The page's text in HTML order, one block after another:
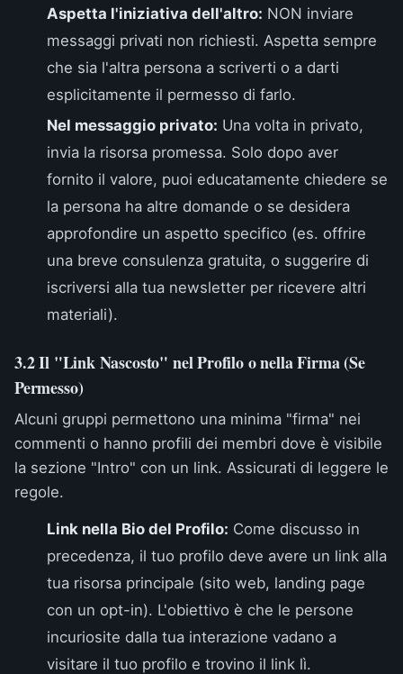
Aspetta l'iniziativa dell'altro: NON inviare
messaggi privati non richiesti. Aspetta sempre
che sia l'altra persona a scriverti o a darti
esplicitamente il permesso di farlo.
Nel messaggio privato: Una volta in privato,
invia la risorsa promessa. Solo dopo aver
fornito il valore, puoi educatamente chiedere se
la persona ha altre domande o se desidera
approfondire un aspetto specifico (es. offrire
una breve consulenza gratuita, o suggerire di
iscriversi alla tua newsletter per ricevere altri
materiali).
3.2 Il "Link Nascosto" nel Profilo o nella Firma (Se
Permesso)
Alcuni gruppi permettono una minima "firma" nei
commenti o hanno profili dei membri dove è visibile
la sezione "Intro" con un link. Assicurati di leggere le
regole.
Link nella Bio del Profilo: Come discusso in
precedenza, il tuo profilo deve avere un link alla
tua risorsa principale (sito web, landing page
con un opt-in). L'obiettivo è che le persone
incuriosite dalla tua interazione vadano a
visitare il tuo profilo e trovino il link lì.